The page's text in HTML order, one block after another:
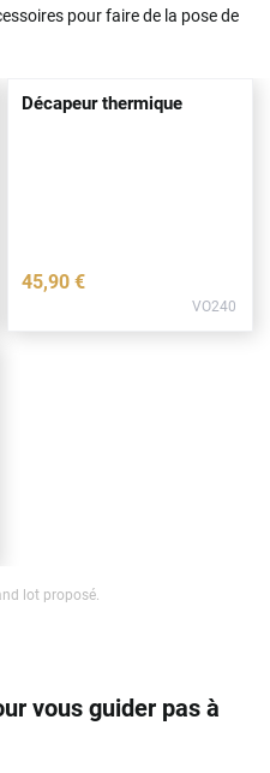
pour faire de la pose de
Décapeur thermique
45,90 €
VO240
lot proposé.
vous guider pas à